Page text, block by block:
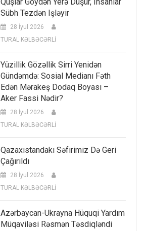
Quşlar Göydən Yerə Düşür, Insanlar
Sübh Tezdən Işləyir
28 İyul 2026
TURAL KƏLBƏCƏRLİ
Yüzillik Gözəllik Sirri Yenidən
Gündəmdə: Sosial Medianı Fəth
Edən Mərakeş Dodaq Boyası –
Aker Fassi Nədir?
28 İyul 2026
TURAL KƏLBƏCƏRLİ
Qazaxıstandakı Səfirimiz Də Geri
Çağırıldı
28 İyul 2026
TURAL KƏLBƏCƏRLİ
Azərbaycan-Ukrayna Hüquqi Yardım
Müqaviləsi Rəsmən Təsdiqləndi